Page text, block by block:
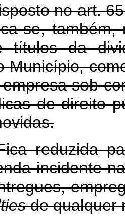
no art. 65
se,
títulos da
Município,
sob
de direito
reduzida
incidente
de qualquer